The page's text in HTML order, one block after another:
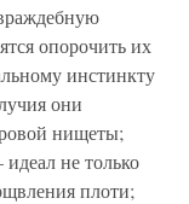
опорочить их
инстинкту
они
нищеты;
не только
плоти;